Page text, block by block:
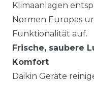
Klimaanlagen
Normen Europas
Funktionalität auf.
Frische, saubere
Komfort
Daikin Geräte